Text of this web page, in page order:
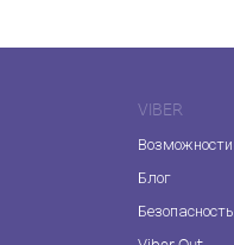
VIBER
Возможности
Блог
Безопасность